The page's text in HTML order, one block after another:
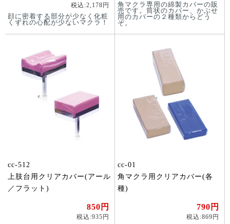
税込:2,178円
顔に密着する部分が少なく化粧
くずれの心配が少ないマクラ！
角マクラ専用の綿製カバーの販
売です。筒状のカバー、かぶせ
用のカバーの２種類からどう
ぞ。
cc-512
上肢台用クリアカバー(アール
／フラット)
850円
税込:935円
cc-01
角マクラ用クリアカバー(各
種)
790円
税込:869円